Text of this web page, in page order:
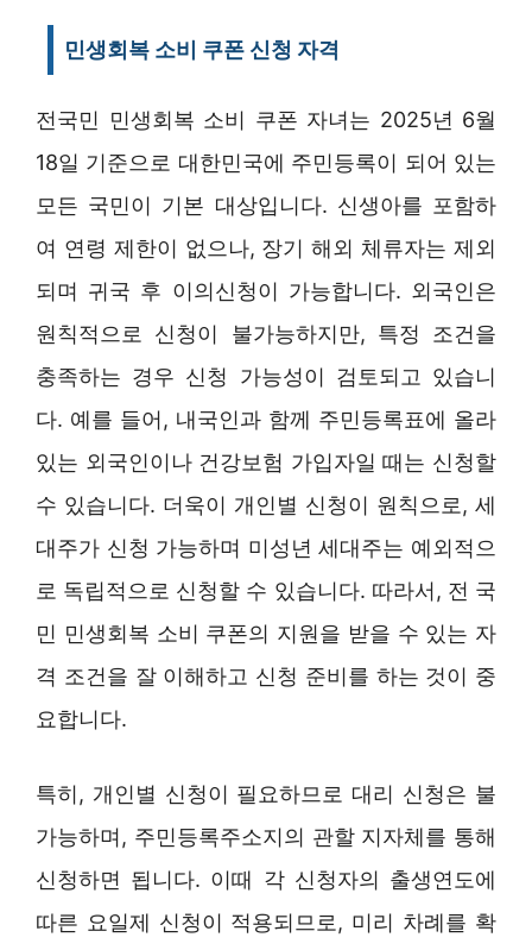
민생회복 소비 쿠폰 신청 자격
전국민 민생회복 소비 쿠폰 자녀는 2025년 6월
18일 기준으로 대한민국에 주민등록이 되어 있는
모든 국민이 기본 대상입니다. 신생아를 포함하
여 연령 제한이 없으나, 장기 해외 체류자는 제외
되며 귀국 후 이의신청이 가능합니다. 외국인은
원칙적으로 신청이 불가능하지만, 특정 조건을
충족하는 경우 신청 가능성이 검토되고 있습니
다. 예를 들어, 내국인과 함께 주민등록표에 올라
있는 외국인이나 건강보험 가입자일 때는 신청할
수 있습니다. 더욱이 개인별 신청이 원칙으로, 세
대주가 신청 가능하며 미성년 세대주는 예외적으
로 독립적으로 신청할 수 있습니다. 따라서, 전 국
민 민생회복 소비 쿠폰의 지원을 받을 수 있는 자
격 조건을 잘 이해하고 신청 준비를 하는 것이 중
요합니다.
특히, 개인별 신청이 필요하므로 대리 신청은 불
가능하며, 주민등록주소지의 관할 지자체를 통해
신청하면 됩니다. 이때 각 신청자의 출생연도에
따른 요일제 신청이 적용되므로, 미리 차례를 확